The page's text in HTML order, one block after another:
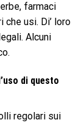
farmaci
usi. Di’ loro
Alcuni
di questo
regolari sui